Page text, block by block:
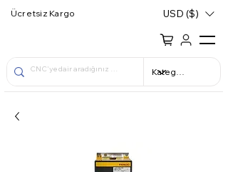
Ücretsiz Kargo USD ($)